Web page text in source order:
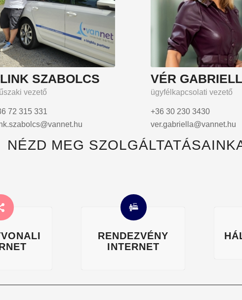
SZABOLCS
vezető
72 315 331
VÉR
ügyfélkapcsolati vezető
+36 30 230 3430
ver.gabriella@vannet.hu
NÉZD MEG
RENDEZVÉNY
INTERNET